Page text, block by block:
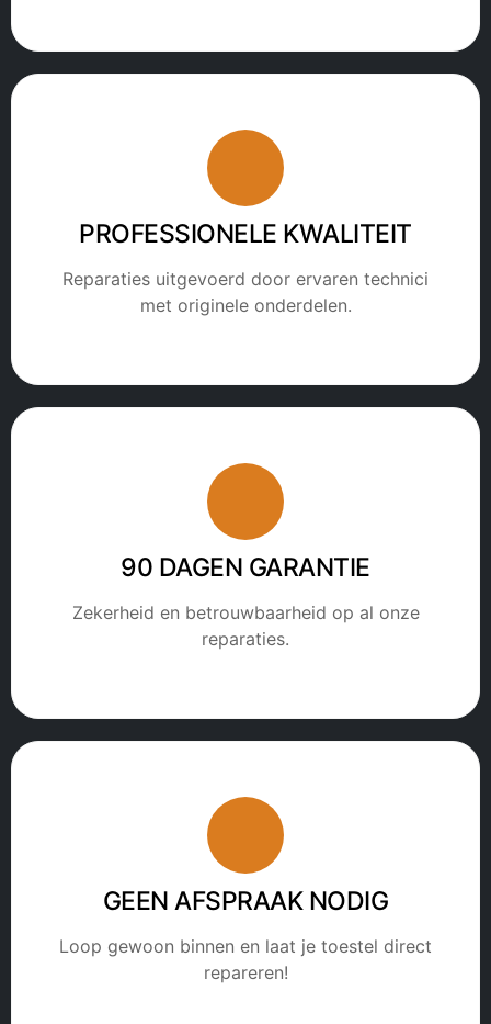
PROFESSIONELE KWALITEIT
Reparaties uitgevoerd door ervaren technici
met originele onderdelen.
90 DAGEN GARANTIE
Zekerheid en betrouwbaarheid op al onze
reparaties.
GEEN AFSPRAAK NODIG
Loop gewoon binnen en laat je toestel direct
repareren!